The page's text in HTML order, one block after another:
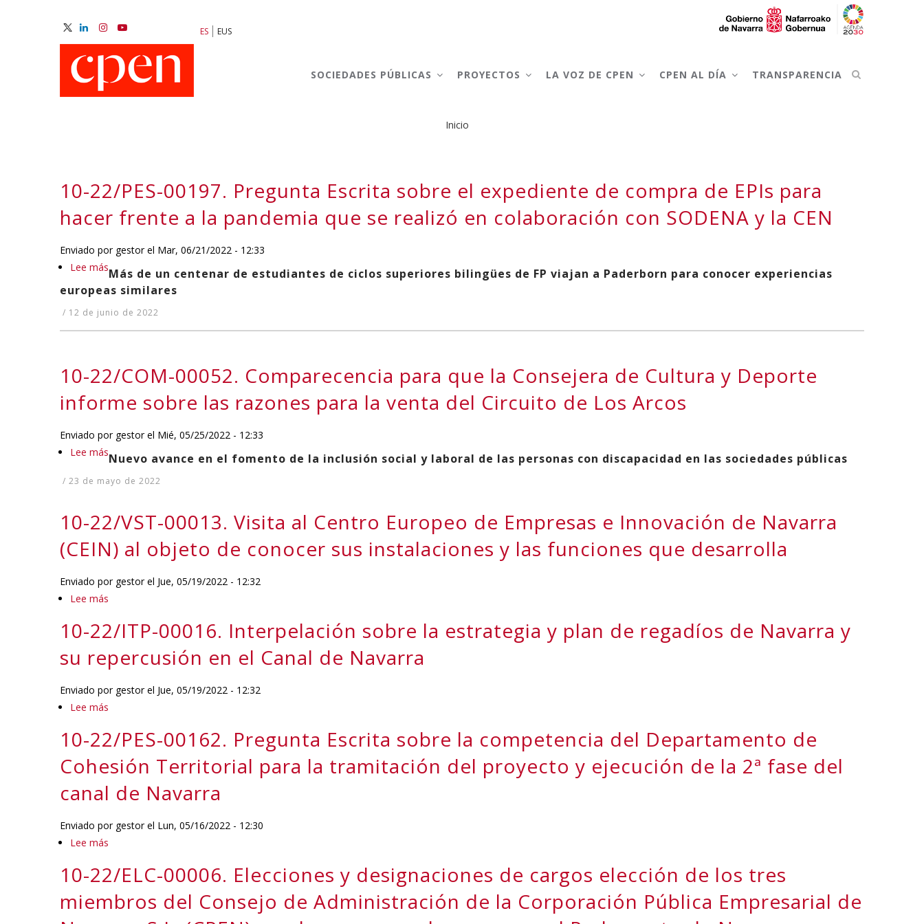
ES EUS
NAVIGATION
SOCIEDADES PÚBLICAS PROYECTOS LA VOZ DE CPEN CPEN AL DÍA TRANSPARENCIA
de
ayuda
la
Inicio
10-22/PES-00197. Pregunta Escrita sobre el expediente de compra de EPIs para
hacer frente a la pandemia que se realizó en colaboración con SODENA y la CEN
Enviado por gestorel Mar, 06/21/2022 - 12:33
Lee mássobre
00197.
Pregunta
sobre
el
expediente
compra
de
para
frente
a
la
pandemia
realizó
colaboración
SODENA
la
CEN
Más de un centenar de estudiantes de ciclos superiores bilingües de FP viajan a Paderborn para conocer experiencias
europeas similares
/ 12 de junio de 2022
10-22/COM-00052. Comparecencia para que la Consejera de Cultura y Deporte
informe sobre las razones para la venta del Circuito de Los Arcos
Enviado por gestorel Mié, 05/25/2022 - 12:33
Lee mássobre
22/COM-
Comparecencia
que
Consejera
Cultura
y
Deporte
sobre
para
la
del
de
Nuevo avance en el fomento de la inclusión social y laboral de las personas con discapacidad en las sociedades públicas
/ 23 de mayo de 2022
10-22/VST-00013. Visita al Centro Europeo de Empresas e Innovación de Navarra
(CEIN) al objeto de conocer sus instalaciones y las funciones que desarrolla
Enviado por gestorel Jue, 05/19/2022 - 12:32
Lee más
22/VST-
Visita
de
e
Innovación
de
Navarra
objeto
conocer
10-22/ITP-00016. Interpelación sobre la estrategia y plan de regadíos de Navarra y
su repercusión en el Canal de Navarra
Enviado por gestorel Jue, 05/19/2022 - 12:32
Lee más
22/ITP-
00016.
Interpelación
sobre
estrategia
de
regadíos
de
10-22/PES-00162. Pregunta Escrita sobre la competencia del Departamento de
Cohesión Territorial para la tramitación del proyecto y ejecución de la 2ª fase del
canal de Navarra
Enviado por gestorel Lun, 05/16/2022 - 12:30
Lee más
22/PES-
00162.
Pregunta
10-22/ELC-00006. Elecciones y designaciones de cargos elección de los tres
miembros del Consejo de Administración de la Corporación Pública Empresarial de